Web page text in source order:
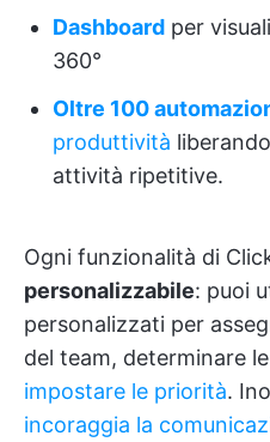
Dashboard per
360°
Oltre 100
produttività
attività ripetitive.
Ogni funzionalità di
personalizzabile: puoi
personalizzati per
del team, determinare
impostare le priorità.
incoraggia la